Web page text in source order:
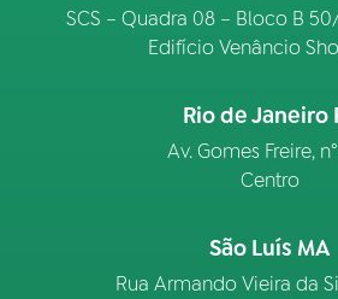
SCS – Quadra 08 – Bloco B
Edifício Venâncio
Rio de Janeiro
Av. Gomes Freire,
Centro
São Luís MA
Rua Armando Vieira da